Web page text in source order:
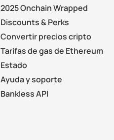
2025 Onchain Wrapped
Discounts & Perks
Convertir precios cripto
Tarifas de gas de Ethereum
Estado
Ayuda y soporte
Bankless API